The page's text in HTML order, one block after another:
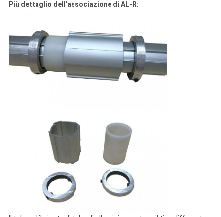
Più dettaglio dell'associazione di AL-R: